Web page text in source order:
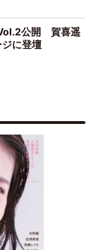
公開 賀喜遥
に登壇